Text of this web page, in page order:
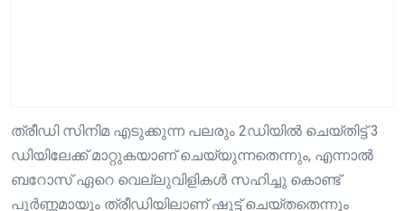
ത്രീഡി സിനിമ എടുക്കുന്ന പലരും 2ഡിയിൽ ചെയ്തിട്ട് 3
ഡിയിലേക്ക് മാറ്റുകയാണ് ചെയ്യുന്നതെന്നും, എന്നാൽ
ബറോസ് ഏറെ വെല്ലുവിളികൾ സഹിച്ചു കൊണ്ട്
പൂർണ്ണമായും ത്രീഡിയിലാണ് ഷൂട്ട് ചെയ്തതെന്നും